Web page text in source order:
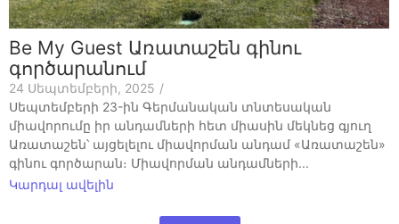
Be My Guest Առատաշեն գինու
գործարանում
24 Սեպտեմբերի, 2025 /
Սեպտեմբերի 23-ին Գերմանական տնտեսական
միավորումը իր անդամների հետ միասին մեկնեց գյուղ
Առատաշեն՝ այցելելու միավորման անդամ «Առատաշեն»
գինու գործարան։ Միավորման անդամների...
Կարդալ ավելին